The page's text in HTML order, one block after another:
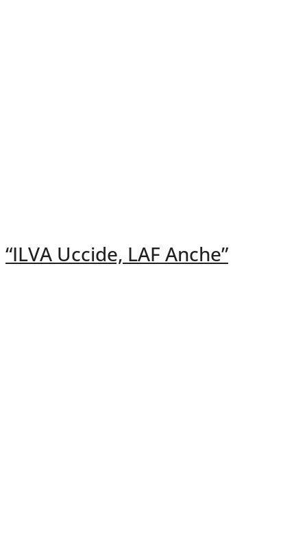
“ILVA Uccide, LAF Anche”